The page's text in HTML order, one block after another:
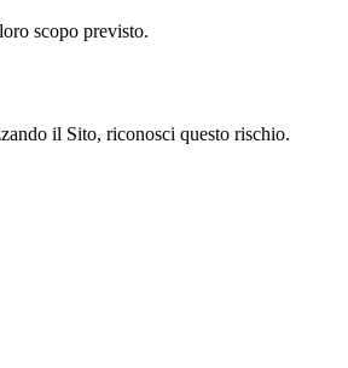
scopo previsto.
il Sito, riconosci questo rischio.